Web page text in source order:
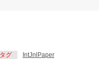
グ IntJnlPaper